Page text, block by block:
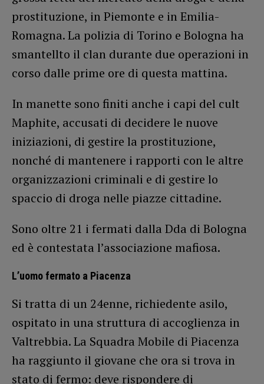
prostituzione, in Piemonte e in Emilia-
Romagna. La polizia di Torino e Bologna ha
smantellto il clan durante due operazioni in
corso dalle prime ore di questa mattina.
In manette sono finiti anche i capi del cult
Maphite, accusati di decidere le nuove
iniziazioni, di gestire la prostituzione,
nonché di mantenere i rapporti con le altre
organizzazioni criminali e di gestire lo
spaccio di droga nelle piazze cittadine.
Sono oltre 21 i fermati dalla Dda di Bologna
ed è contestata l’associazione mafiosa.
L’uomo fermato a Piacenza
Si tratta di un 24enne, richiedente asilo,
ospitato in una struttura di accoglienza in
Valtrebbia. La Squadra Mobile di Piacenza
ha raggiunto il giovane che ora si trova in
stato di fermo: deve rispondere di